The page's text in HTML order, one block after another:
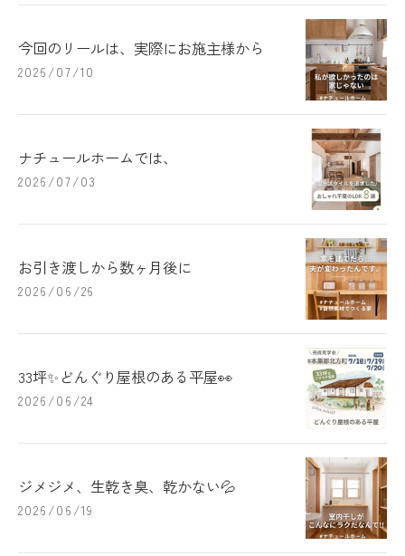
今回のリールは、実際にお施主様から
2026/07/10
ナチュールホームでは、
2026/07/03
お引き渡しから数ヶ月後に
2026/06/26
33坪✨どんぐり屋根のある平屋👀
2026/06/24
ジメジメ、生乾き臭、乾かない💦
2026/06/19